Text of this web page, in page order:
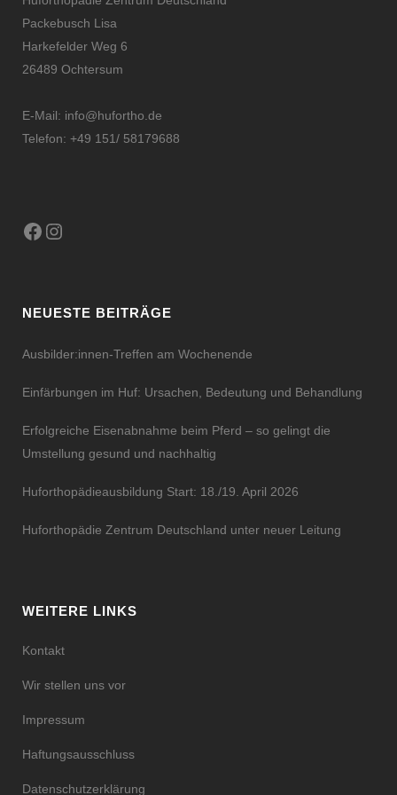
Packebusch Lisa
Harkefelder Weg 6
26489 Ochtersum
E-Mail: info@hufortho.de
Telefon: +49 151/ 58179688
Facebook
Instagram
NEUESTE BEITRÄGE
Ausbilder:innen-Treffen am Wochenende
Einfärbungen im Huf: Ursachen, Bedeutung und Behandlung
Erfolgreiche Eisenabnahme beim Pferd – so gelingt die
Umstellung gesund und nachhaltig
Huforthopädieausbildung Start: 18./19. April 2026
Huforthopädie Zentrum Deutschland unter neuer Leitung
WEITERE LINKS
Kontakt
Wir stellen uns vor
Impressum
Haftungsausschluss
Datenschutzerklärung